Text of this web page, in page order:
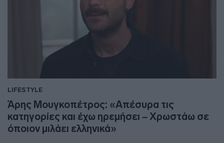
LIFESTYLE
Άρης Μουγκοπέτρος: «Απέσυρα τις
κατηγορίες και έχω ηρεμήσει – Χρωστάω σε
όποιον μιλάει ελληνικά»